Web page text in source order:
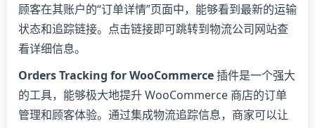
顾客在其账户的“订单详情”页面中，能够看到最新的运输
状态和追踪链接。点击链接即可跳转到物流公司网站查
看详细信息。
Orders Tracking for WooCommerce插件是一个强大
的工具，能够极大地提升 WooCommerce 商店的订单
管理和顾客体验。通过集成物流追踪信息，商家可以让